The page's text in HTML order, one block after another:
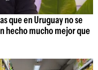
que en Uruguay no se
hecho mucho mejor que